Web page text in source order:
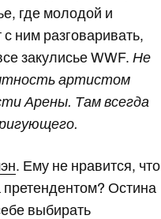
где молодой и
с ним разговаривать,
закулисье WWF.Не
артистом
Арены. Там всегда
. Ему не нравится, что
претендентом? Остина
выбирать